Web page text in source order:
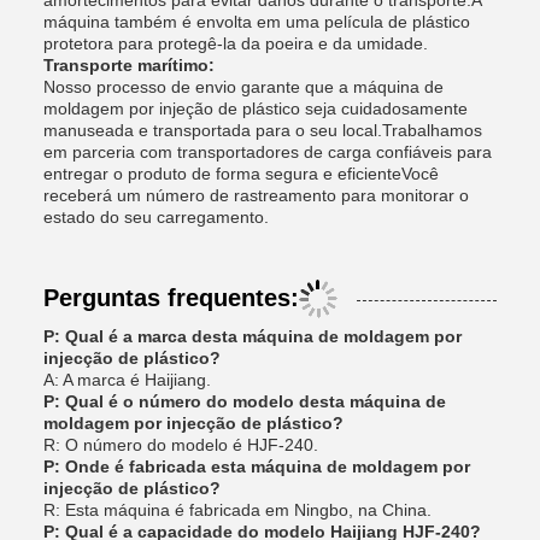
máquina também é envolta em uma película de plástico
protetora para protegê-la da poeira e da umidade.
Transporte marítimo:
Nosso processo de envio garante que a máquina de
moldagem por injeção de plástico seja cuidadosamente
manuseada e transportada para o seu local.Trabalhamos
em parceria com transportadores de carga confiáveis para
entregar o produto de forma segura e eficienteVocê
receberá um número de rastreamento para monitorar o
estado do seu carregamento.
Perguntas frequentes:
P: Qual é a marca desta máquina de moldagem por
injecção de plástico?
A: A marca é Haijiang.
P: Qual é o número do modelo desta máquina de
moldagem por injecção de plástico?
R: O número do modelo é HJF-240.
P: Onde é fabricada esta máquina de moldagem por
injecção de plástico?
R: Esta máquina é fabricada em Ningbo, na China.
P: Qual é a capacidade do modelo Haijiang HJF-240?